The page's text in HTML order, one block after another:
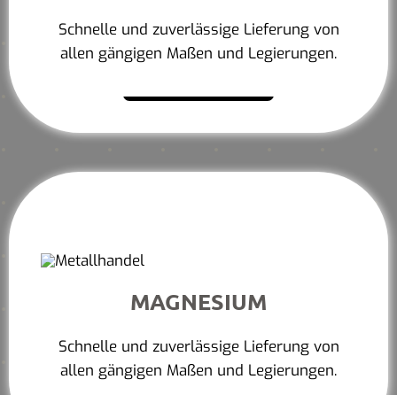
Schnelle und zuverlässige Lieferung von
allen gängigen Maßen und Legierungen.
MAGNESIUM
Schnelle und zuverlässige Lieferung von
allen gängigen Maßen und Legierungen.